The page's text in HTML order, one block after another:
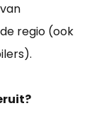
regio (ook